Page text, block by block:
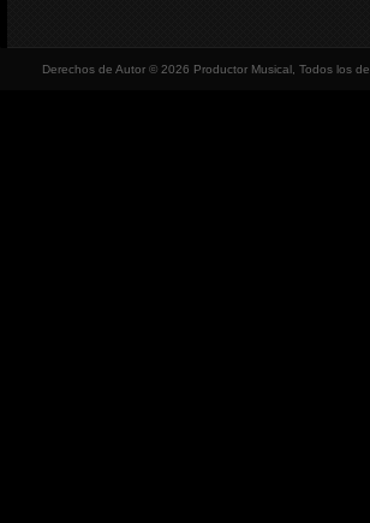
Derechos de Autor © 2026 Productor Musical, Todos los